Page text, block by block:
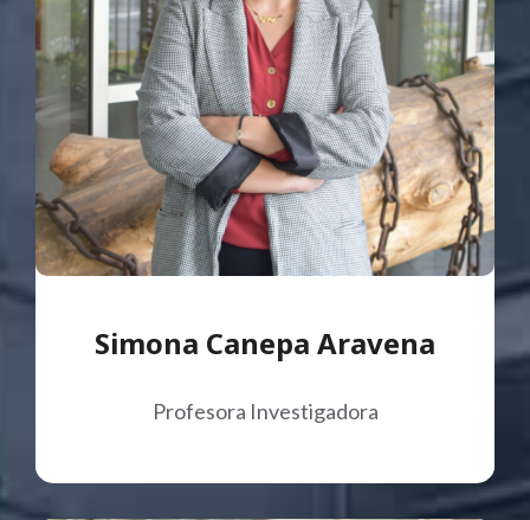
Simona Canepa Aravena
Profesora Investigadora